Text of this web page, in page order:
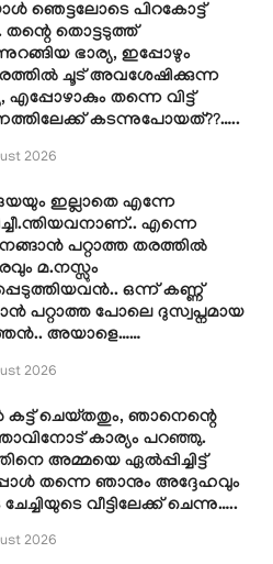
ഞെട്ടലോടെ പിറകോട്ട്
തന്റെ തൊട്ടടുത്ത്
ഭാര്യ, ഇപ്പോഴും
ചൂട് അവശേഷിക്കുന്ന
എപ്പോഴാകും തന്നെ വിട്ട്
കടന്നുപോയത്??…..
2026
ഇല്ലാതെ എന്നേ
എന്നെ
പറ്റാത്ത തരത്തിൽ
മ.നസ്സും
ഒന്ന് കണ്ണ്
പറ്റാത്ത പോലെ ദുസ്വപ്നമായ
അയാളെ……
2026
കട്ട് ചെയ്തതും, ഞാനെന്റെ
കാര്യം പറഞ്ഞു.
അമ്മയെ ഏൽപ്പിച്ചിട്ട്
തന്നെ ഞാനും അദ്ദേഹവും
വീട്ടിലേക്ക് ചെന്നു…..
2026